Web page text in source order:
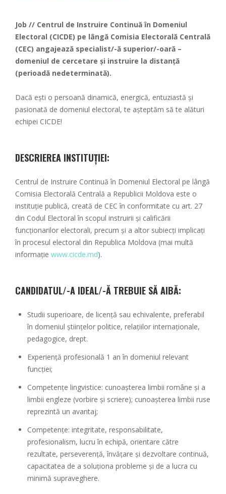
Job // Centrul de Instruire Continuă în Domeniul
Electoral (CICDE) pe lângă Comisia Electorală Centrală
(CEC) angajează specialist/-ă superior/-oară –
domeniul de cercetare și instruire la distanță
(perioadă nedeterminată).
Dacă ești o persoană dinamică, energică, entuziastă și
pasionată de domeniul electoral, te așteptăm să te alături
echipei CICDE!
DESCRIEREA INSTITUȚIEI:
Centrul de Instruire Continuă în Domeniul Electoral pe lângă
Comisia Electorală Centrală a Republicii Moldova este o
instituție publică, creată de CEC în conformitate cu art. 27
din Codul Electoral în scopul instruirii și calificării
funcționarilor electorali, precum și a altor subiecți implicați
în procesul electoral din Republica Moldova (mai multă
informație www.cicde.md).
CANDIDATUL/-A IDEAL/-Ă TREBUIE SĂ AIBĂ:
Studii superioare, de licență sau echivalente, preferabil
în domeniul științelor politice, relațiilor internaționale,
pedagogice, drept.
Experiență profesională 1 an în domeniul relevant
funcției;
Competențe lingvistice: cunoașterea limbii române și a
limbii engleze (vorbire şi scriere); cunoașterea limbii ruse
reprezintă un avantaj;
Competențe: integritate, responsabilitate,
profesionalism, lucru în echipă, orientare către
rezultate, perseverență, învățare și dezvoltare continuă,
capacitatea de a soluționa probleme și de a lucra cu
minimă supraveghere.